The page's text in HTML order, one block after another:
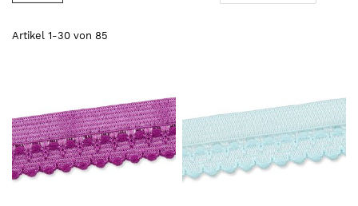
Artikel 1-30 von 85